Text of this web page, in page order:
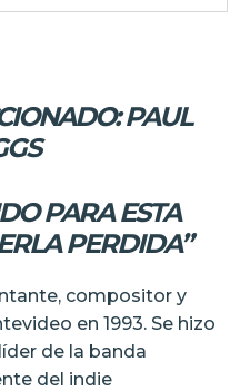
PAUL
PARA ESTA
PERDIDA”
compositor y
en 1993. Se hizo
de la banda
del indie